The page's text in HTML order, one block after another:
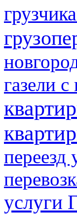
газели
переезд
услуги